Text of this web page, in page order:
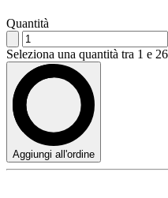
Quantità
Seleziona una quantità tra 1 e 26
Aggiungi all'ordine